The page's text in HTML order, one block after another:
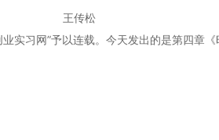
王传松
习网”予以连载。今天发出的是第四章